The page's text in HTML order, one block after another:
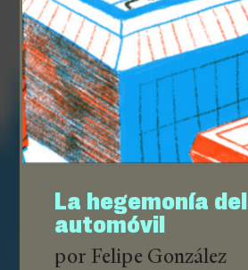
La hegemonía del
automóvil
por Felipe González